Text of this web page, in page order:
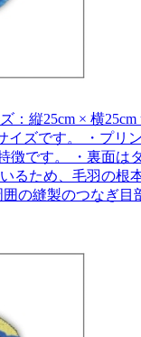
縦25cm × 横
イズです。 ・プ
です。 ・裏面
るため、毛羽の
の縫製のつなぎ